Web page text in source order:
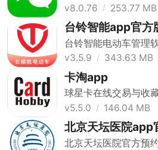
v8.0.76
253.77 MB
台铃智能app官方
台铃智能电动车管理
制出行
v3.5.9 343.63 MB
卡淘app
球星卡在线交易与收
v5.5.0
146.04 MB
北京天坛医院app
北京天坛医院官方预